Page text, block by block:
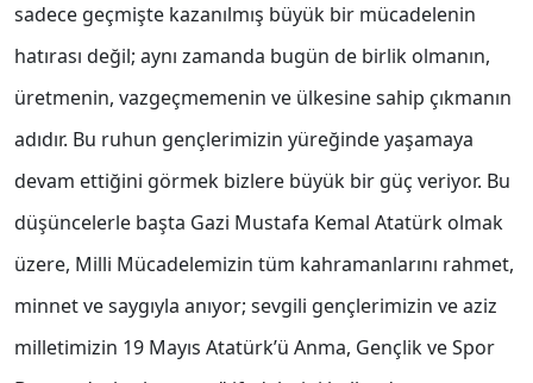
sadece geçmişte kazanılmış büyük bir mücadelenin
hatırası değil; aynı zamanda bugün de birlik olmanın,
üretmenin, vazgeçmemenin ve ülkesine sahip çıkmanın
adıdır. Bu ruhun gençlerimizin yüreğinde yaşamaya
devam ettiğini görmek bizlere büyük bir güç veriyor. Bu
düşüncelerle başta Gazi Mustafa Kemal Atatürk olmak
üzere, Milli Mücadelemizin tüm kahramanlarını rahmet,
minnet ve saygıyla anıyor; sevgili gençlerimizin ve aziz
milletimizin 19 Mayıs Atatürk’ü Anma, Gençlik ve Spor